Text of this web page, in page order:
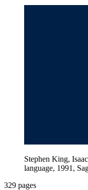
Stephen King,
language, 1991,
329 pages